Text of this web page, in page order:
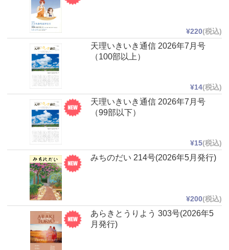
¥220(税込)
天理いきいき通信 2026年7月号
（100部以上）
¥14(税込)
天理いきいき通信 2026年7月号
（99部以下）
¥15(税込)
みちのだい 214号(2026年5月発行)
¥200(税込)
あらきとうりよう 303号(2026年5
月発行)